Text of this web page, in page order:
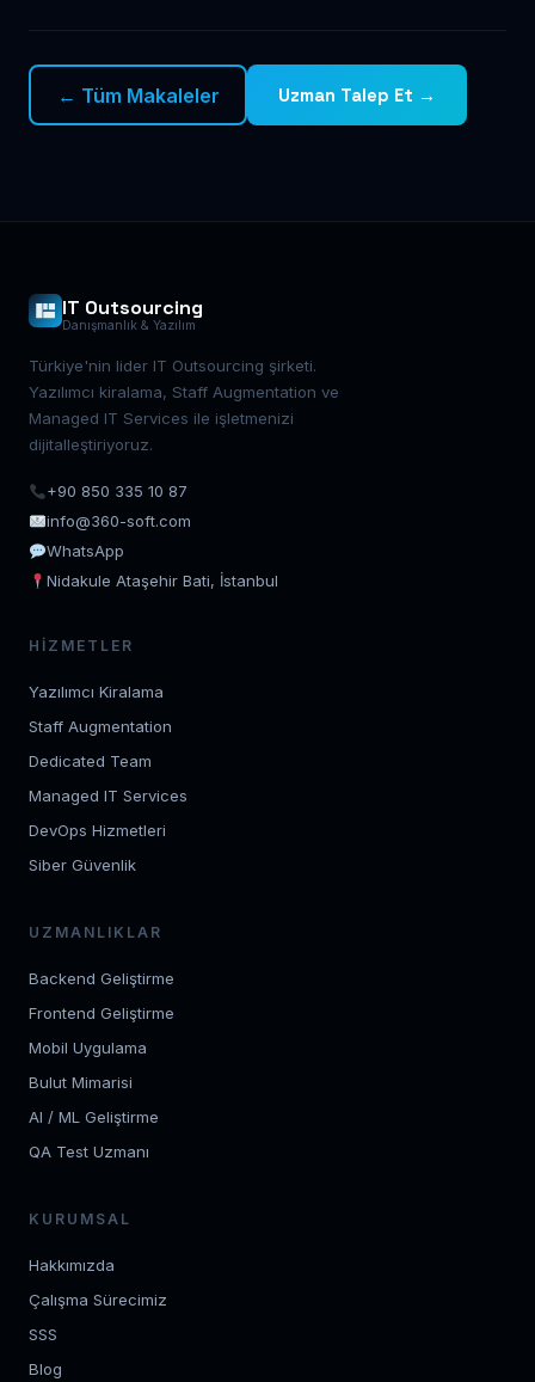
← Tüm Makaleler Uzman Talep Et →
IT Outsourcing
Danışmanlık & Yazılım
Türkiye'nin lider IT Outsourcing şirketi.
Yazılımcı kiralama, Staff Augmentation ve
Managed IT Services ile işletmenizi
dijitalleştiriyoruz.
+90 850 335 10 87
info@360-soft.com
WhatsApp
Nidakule Ataşehir Bati, İstanbul
HIZMETLER
Yazılımcı Kiralama
Staff Augmentation
Dedicated Team
Managed IT Services
DevOps Hizmetleri
Siber Güvenlik
UZMANLIKLAR
Backend Geliştirme
Frontend Geliştirme
Mobil Uygulama
Bulut Mimarisi
AI / ML Geliştirme
QA Test Uzmanı
KURUMSAL
Hakkımızda
Çalışma Sürecimiz
SSS
Blog